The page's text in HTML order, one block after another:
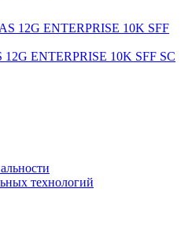
ENTERPRISE 10K SFF SC
технологий